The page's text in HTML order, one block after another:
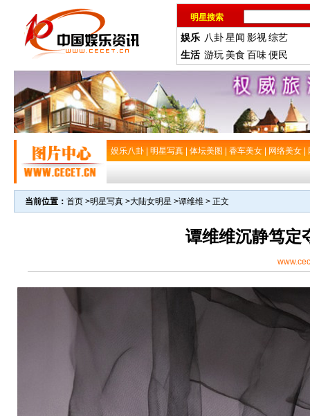
明星搜索
娱乐 八卦星闻 影视综艺
生活 游玩 美食 百味便民
娱乐八卦 明星写真 体坛美图 香车美女 网络美女
当前位置： 首页 >明星写真 >大陆女明星 >谭维维 > 正文
谭维维沉静笃定